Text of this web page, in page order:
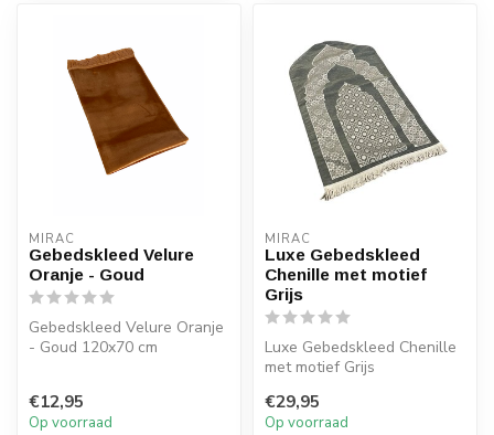
MIRAC
Gebedskleed Velure
Oranje - Goud
Gebedskleed Velure Oranje
- Goud 120x70 cm
€12,95
Op voorraad
MIRAC
Luxe Gebedskleed
Chenille met motief
Grijs
Luxe Gebedskleed Chenille
met motief Grijs
€29,95
Op voorraad